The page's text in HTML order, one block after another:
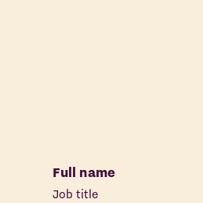
Full name
Job title